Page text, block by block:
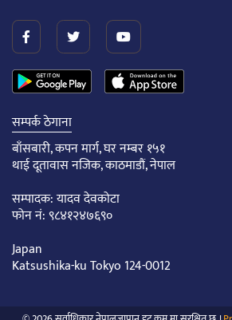
सम्पर्क ठेगाना
बाँसबारी, कपन मार्ग, घर नम्बर १५१
थाई दूतावास नजिक, काठमाडौं, नेपाल
सम्पादक: यादव देवकोटा
फोन नं: ९८४१२४७६९०
Japan
Katsushika-ku Tokyo 124-0012